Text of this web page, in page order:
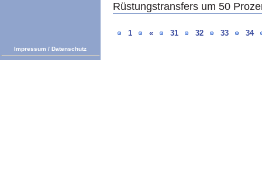
Rüstungstransfers um 50
1 « 31 32 33 34
Impressum / Datenschutz